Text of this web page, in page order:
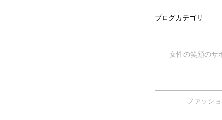
ブログカテゴリ
女性の笑顔のサ
ファッシ